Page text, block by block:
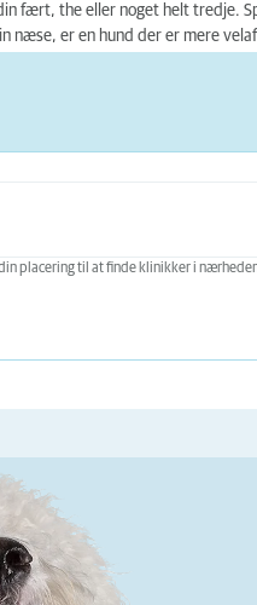
fært, the eller noget helt tredje.
næse, er en hund der er mere
placering til at finde klinikker i